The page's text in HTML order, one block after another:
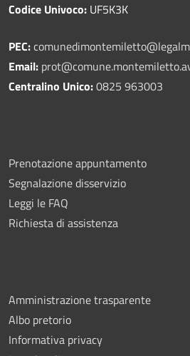
Codice Univoco: UF5K3K
PEC:
Email:
Centralino Unico:0825 963003
Prenotazione appuntamento
Segnalazione disservizio
Leggi le FAQ
Richiesta di assistenza
Amministrazione trasparente
Albo pretorio
Informativa privacy